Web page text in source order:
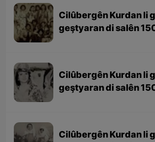
Cilûbergên Kurdan li
geştyaran di salên
Cilûbergên Kurdan li
geştyaran di salên
Cilûbergên Kurdan li